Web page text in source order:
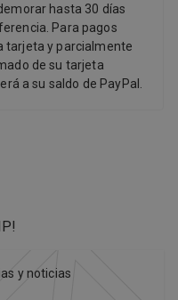
hasta 30 días
Para pagos
tarjeta y parcialmente
de su tarjeta
a su saldo de PayPal.
!
y noticias